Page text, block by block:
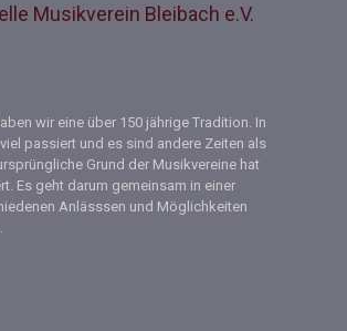
Musikverein Bleibach e.V.
wir eine über 150 jährige Tradition. In
passiert und es sind andere Zeiten als
Grund der Musikvereine hat
Es geht darum gemeinsam in einer
Anlässsen und Möglichkeiten